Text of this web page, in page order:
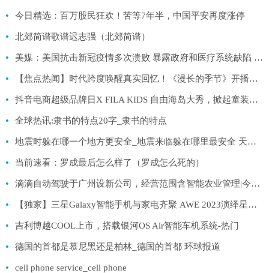
今日精选：百万股民狂欢！苦等7年半，中国平安再度涨停
北郊简谱歌谱迟志强（北郊简谱）
美媒：美国抗击新冠疫情多次溃败 暴露政府和医疗系统缺陷 全球速看
【焦点热闻】时代跨度唤醒真实回忆！《漫长的季节》开播，悬疑剧拍出烟火气
抖音电商超级品牌日X FILA KIDS 自由海岛大秀，掀起童装新浪潮 全球新消息
全球热讯:隶书的特点20字_隶书的特点
地震时躲在哪一个地方更安全_地震来临躲在哪里最安全 天天观焦点
当前速看：罗成最后怎么样了（罗成怎么死的）
滴滴自动驾驶于广州设新公司，经营范围含智能农业管理|今日要闻
【独家】三星Galaxy智能手机与家电齐聚 AWE 2023演绎星精彩
吉利博越COOL上市，搭载银河OS Air智能车机系统-热门
德国的首都是慕尼黑还是柏林_德国的首都 环球报道
cell phone service_cell phone